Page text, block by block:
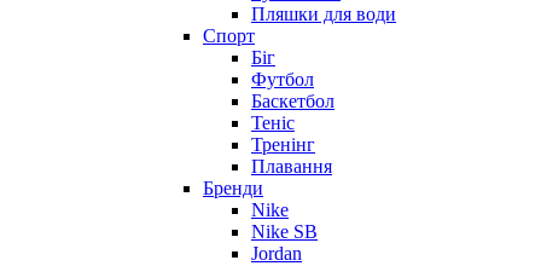
Пляшки для води
Спорт
Біг
Футбол
Баскетбол
Теніс
Тренінг
Плавання
Бренди
Nike
Nike SB
Jordan